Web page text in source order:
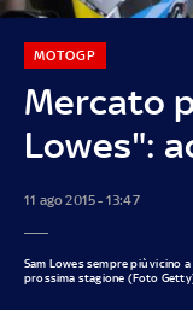
Mercato
Lowes":
MOTOGP
11 ago 2015 - 13:47
Sam Lowes sempre più vicino
prossima stagione (Foto